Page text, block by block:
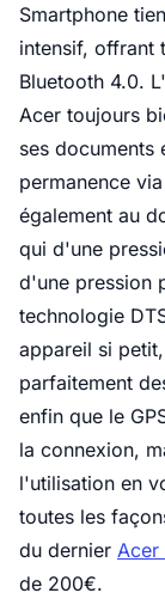
Smartphone
intensif, offrant
Bluetooth 4.0.
Acer toujours
ses documents
permanence
également au
qui d'une
d'une pression
technologie
appareil si
parfaitement
enfin que le
la connexion,
l'utilisation en
toutes les
du dernier Acer
de 200€.